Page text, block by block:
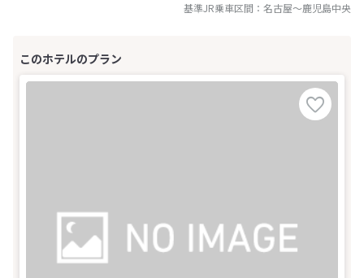
基準JR乗車区間： 名古屋～鹿児島中央